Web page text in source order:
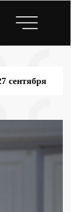
сентября